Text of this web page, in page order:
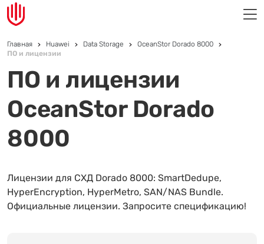
Главная Huawei Data Storage
OceanStor Dorado 8000
ПО и лицензии
ПО и лицензии
OceanStor Dorado
8000
Лицензии для СХД Dorado 8000: SmartDedupe,
HyperEncryption, HyperMetro, SAN/NAS Bundle.
Официальные лицензии. Запросите спецификацию!